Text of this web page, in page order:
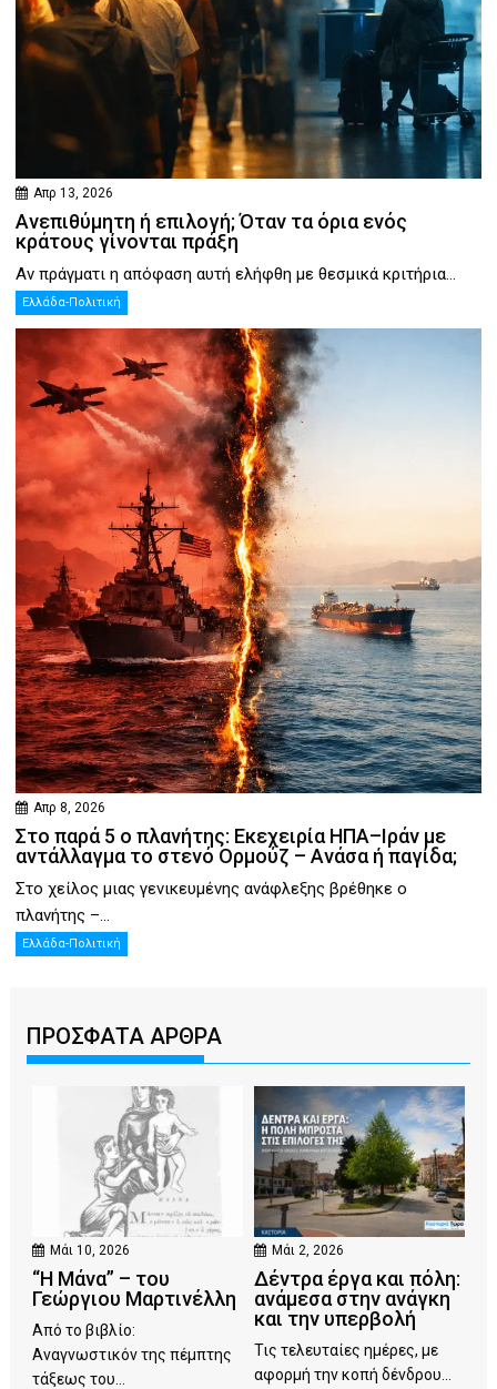
Απρ 13, 2026
Ανεπιθύμητη ή επιλογή; Όταν τα όρια ενός
κράτους γίνονται πράξη
Αν πράγματι η απόφαση αυτή ελήφθη με θεσμικά κριτήρια...
Ελλάδα-Πολιτική
Απρ 8, 2026
Στο παρά 5 ο πλανήτης: Εκεχειρία ΗΠΑ–Ιράν με
αντάλλαγμα το στενό Ορμούζ – Ανάσα ή παγίδα;
Στο χείλος μιας γενικευμένης ανάφλεξης βρέθηκε ο
πλανήτης –...
Ελλάδα-Πολιτική
ΠΡΟΣΦΑΤΑ ΑΡΘΡΑ
Μάι 10, 2026
“Η Μάνα” – του
Γεώργιου Μαρτινέλλη
Από το βιβλίο:
Αναγνωστικόν της πέμπτης
τάξεως του...
Μάι 2, 2026
Δέντρα έργα και πόλη:
ανάμεσα στην ανάγκη
και την υπερβολή
Τις τελευταίες ημέρες, με
αφορμή την κοπή δένδρου...